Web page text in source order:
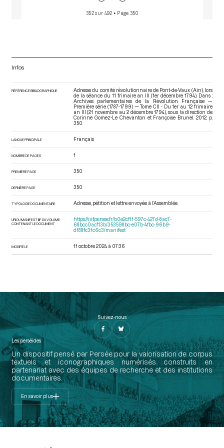
352 sur 492 • Page 350
Infos
RÉFÉRENCE BIBLIOGRAPHIQUE
Adresse du comité révolutionnaire de Pont-de-Vaux (Ain), lors
de la séance du 11 frimaire an III (1er décembre 1794). Dans :
Archives parlementaires de la Révolution Française —
Première série (1787-1799) — Tome CII - Du 1er au 12 frimaire
an III (21 novembre au 2 décembre 1794) , sous la direction de
Corinne Gomez-Le Chevanton et Françoise Brunel. 2012. p.
350.
LANGUE PRINCIPALE Français
NOMBRE DE PAGES 1
PREMIÈRE PAGE 350
DERNIÈRE PAGE 350
TYPOLOGIE DOCUMENTAIRE Adresse, pétition et lettre envoyée à l’Assemblée
URI DU MANIFEST IIIF DU VOLUME
CONTENANT LE DOCUMENT
https://iiif.persee.fr/b0e2cf11-597c-427d-8ac7-
68bcc0acf13b/353598bc-e07b-4fbc-96b9-
d188fc31c6c3/manifest
MODIFIÉ LE 11 octobre 2024 à 07:36
Suivez-nous
Les perséides
Un dispositif pensé par Persée pour la valorisation de corpus
textuels et iconographiques numérisés construits en
partenariat avec des équipes de recherche et des institutions
documentaires.
En savoir plus